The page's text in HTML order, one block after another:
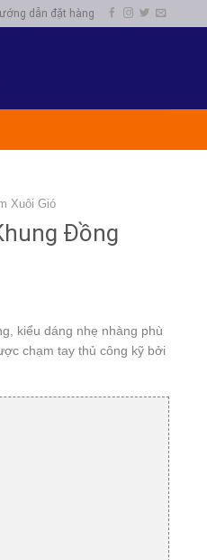
dẫn đặt hàng
Xuôi Gió
Đồng
kiểu dáng nhẹ nhàng phù
chạm tay thủ công kỹ bởi